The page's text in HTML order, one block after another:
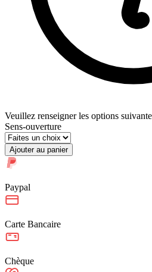
Veuillez renseigner les options
Sens-ouverture
Ajouter au panier
Paypal
Carte Bancaire
Chèque